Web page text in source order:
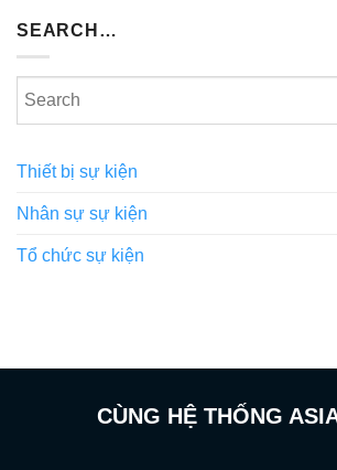
SEARCH…
Thiết bị sự kiện
Nhân sự sự kiện
Tổ chức sự kiện
CÙNG HỆ THỐNG